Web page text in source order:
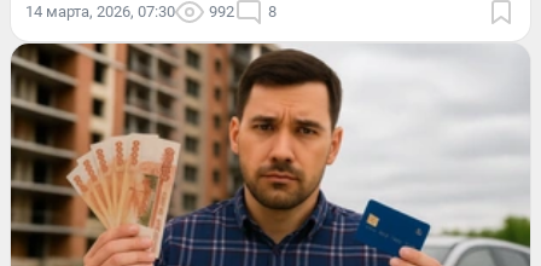
14 марта, 2026, 07:30 992 8